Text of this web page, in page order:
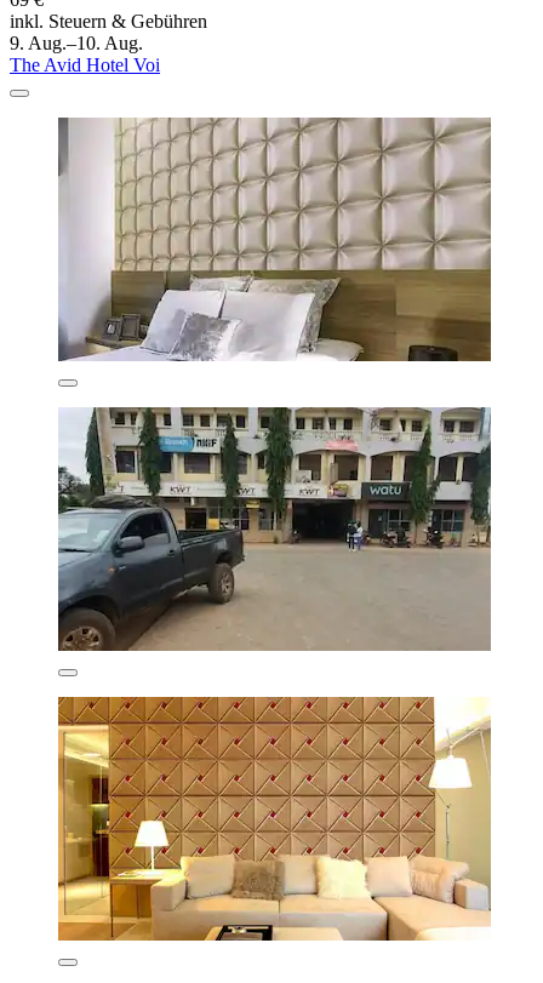
inkl. Steuern & Gebühren
9. Aug.–10. Aug.
The Avid Hotel Voi